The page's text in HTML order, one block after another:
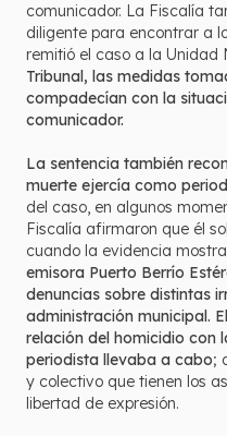
comunicador. La Fiscalía
diligente para encontrar a
remitió el caso a la Unidad
Tribunal, las medidas
compadecían con la
comunicador.
La sentencia también
muerte ejercía como
del caso, en algunos
Fiscalía afirmaron que él
cuando la evidencia
emisora Puerto Berrío
denuncias sobre distintas
administración municipal.
relación del homicidio con
periodista llevaba a cabo;
y colectivo que tienen los
libertad de expresión.